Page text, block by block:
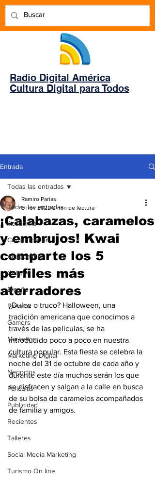
Radio Digital América
Cultura Digital para Todos
Entrada
Todas las entradas
Academia
Comunicación
AndeanWire
Cultura
Diseño
Eventos
Gamers
Marketing
Marketing Digital
Negocios
Películas
Publicidad
Recientes
Talleres
Social Media Marketing
Turismo On line
Todas las entradas
¡Calabazas, caramelos
y embrujos! Kwai
comparte los 5
perfiles más
aterradores
Ramiro Parias
6 nov 2022 2 min de lectura
¿Dulce o truco? Halloween, una
tradición americana que conocimos a
través de las películas, se ha
introducido poco a poco en nuestra
cultura popular. Esta fiesta se celebra la
noche del 31 de octubre de cada año y
durante este día muchos serán los que
se disfracen y salgan a la calle en busca
de su bolsa de caramelos acompañados
de familia y amigos.